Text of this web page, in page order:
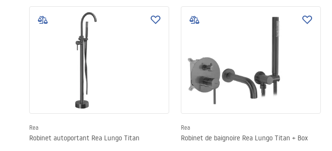
Rea
Robinet autoportant Rea Lungo Titan
Rea
Robinet de baignoire Rea Lungo Titan + Box